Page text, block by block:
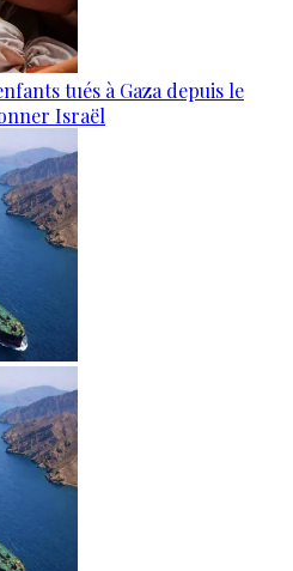
tués à Gaza depuis le
Israël